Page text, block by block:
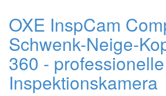
OXE InspCam
Schwenk-Neige-
360 -
Inspektionskamera